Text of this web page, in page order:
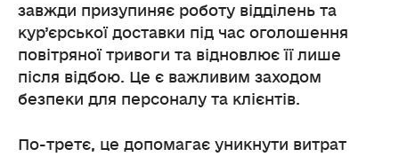
завжди призупиняє роботу відділень та
кур’єрської доставки під час оголошення
повітряної тривоги та відновлює її лише
після відбою. Це є важливим заходом
безпеки для персоналу та клієнтів.
По-третє, це допомагає уникнути витрат